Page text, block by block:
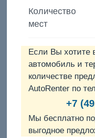
Количество
мест
Если Вы хотите
автомобиль и
количестве
AutoRenter по
+7
Мы бесплатно
выгодное